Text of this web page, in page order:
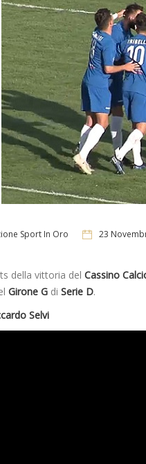
Sport In Oro 23
della vittoria del Cassino
Girone G di Serie D.
Selvi